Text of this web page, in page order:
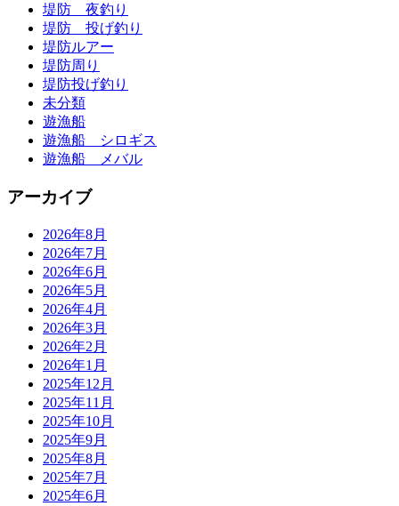
堤防 夜釣り
堤防 投げ釣り
堤防ルアー
堤防周り
堤防投げ釣り
未分類
遊漁船
遊漁船 シロギス
遊漁船 メバル
アーカイブ
2026年8月
2026年7月
2026年6月
2026年5月
2026年4月
2026年3月
2026年2月
2026年1月
2025年12月
2025年11月
2025年10月
2025年9月
2025年8月
2025年7月
2025年6月